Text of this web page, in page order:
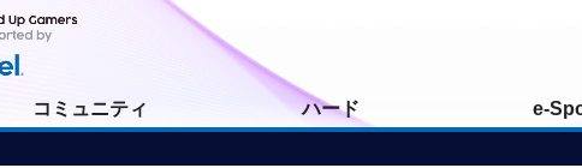
コミュニティ ハード e-